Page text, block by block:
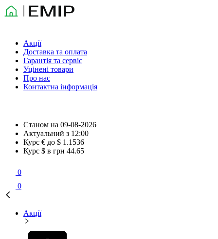
Акції
Доставка та оплата
Гарантія та сервіс
Уцінені товари
Про нас
Контактна інформація
Станом на 09-08-2026
Актуальний з 12:00
Курс € до $ 1.1536
Курс $ в грн 44.65
0
0
Акції